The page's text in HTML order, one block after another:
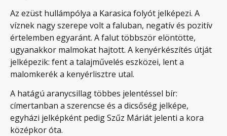
Az ezüst hullámpólya a Karasica folyót jelképezi. A
víznek nagy szerepe volt a faluban, negatív és pozitív
értelemben egyaránt. A falut többször elöntötte,
ugyanakkor malmokat hajtott. A kenyérkészítés útját
jelképezik: fent a talajművelés eszközei, lent a
malomkerék a kenyérlisztre utal.
A hatágú aranycsillag többes jelentéssel bír:
címertanban a szerencse és a dicsőség jelképe,
egyházi jelképként pedig Szűz Máriát jelenti a kora
középkor óta.